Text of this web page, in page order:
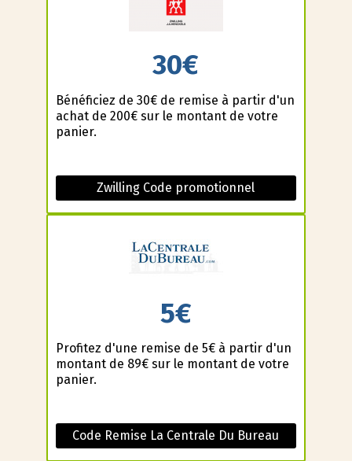
30€
Bénéficiez de 30€ de remise à partir d'un
achat de 200€ sur le montant de votre
panier.
Zwilling Code promotionnel
5€
Profitez d'une remise de 5€ à partir d'un
montant de 89€ sur le montant de votre
panier.
Code Remise La Centrale Du Bureau